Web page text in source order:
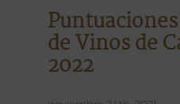
de Vinos de
2022